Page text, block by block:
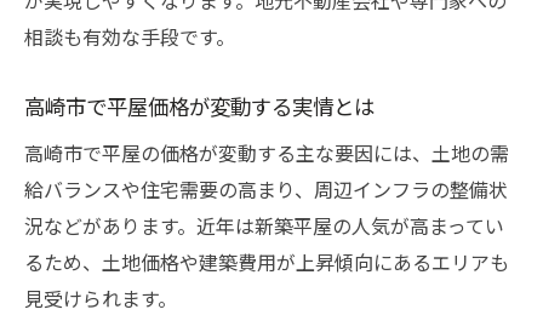
相談も有効な手段です。
高崎市で平屋価格が変動する実情とは
高崎市で平屋の価格が変動する主な要因には、土地の需
給バランスや住宅需要の高まり、周辺インフラの整備状
況などがあります。近年は新築平屋の人気が高まってい
るため、土地価格や建築費用が上昇傾向にあるエリアも
見受けられます。